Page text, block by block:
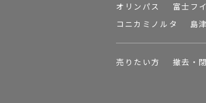
オリンパス 富士フ
コニカミノルタ
島
売りたい方 撤去・